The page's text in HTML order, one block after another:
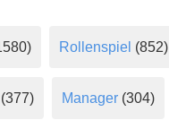
Rollenspiel (852)
(377) Manager (304)